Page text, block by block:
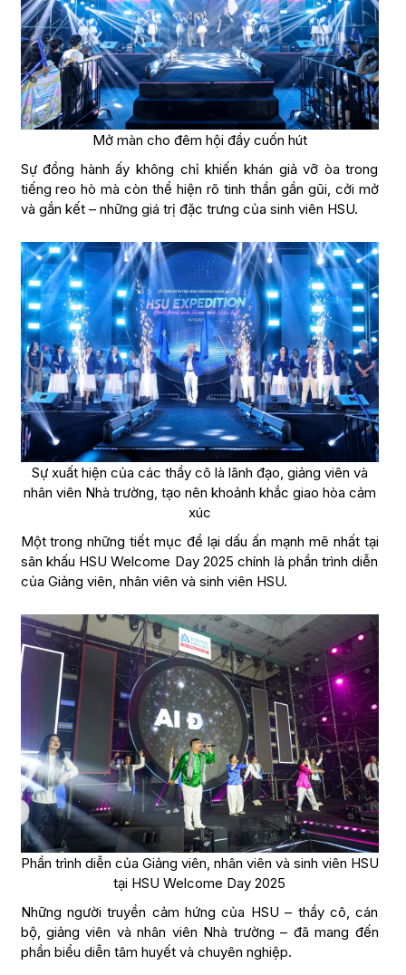
Mở màn cho đêm hội đầy cuốn hút
Sự đồng hành ấy không chỉ khiến khán giả vỡ òa trong
tiếng reo hò mà còn thể hiện rõ tinh thần gần gũi, cởi mở
và gắn kết – những giá trị đặc trưng của sinh viên HSU.
Sự xuất hiện của các thầy cô là lãnh đạo, giảng viên và
nhân viên Nhà trường, tạo nên khoảnh khắc giao hòa cảm
xúc
Một trong những tiết mục để lại dấu ấn mạnh mẽ nhất tại
sân khấu HSU Welcome Day 2025 chính là phần trình diễn
của Giảng viên, nhân viên và sinh viên HSU.
Phần trình diễn của Giảng viên, nhân viên và sinh viên HSU
tại HSU Welcome Day 2025
Những người truyền cảm hứng của HSU – thầy cô, cán
bộ, giảng viên và nhân viên Nhà trường – đã mang đến
phần biểu diễn tâm huyết và chuyên nghiệp.